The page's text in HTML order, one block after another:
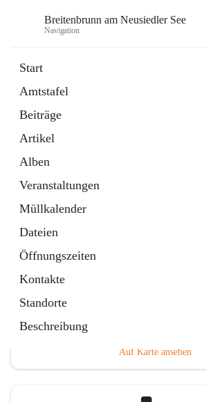
Breitenbrunn am Neusiedler See
Navigation
Start
Amtstafel
Beiträge
Artikel
Alben
Veranstaltungen
Müllkalender
Dateien
Öffnungszeiten
Kontakte
Standorte
Beschreibung
18 Schnellzugriffe
Gemeindeservice
Auf Karte ansehen